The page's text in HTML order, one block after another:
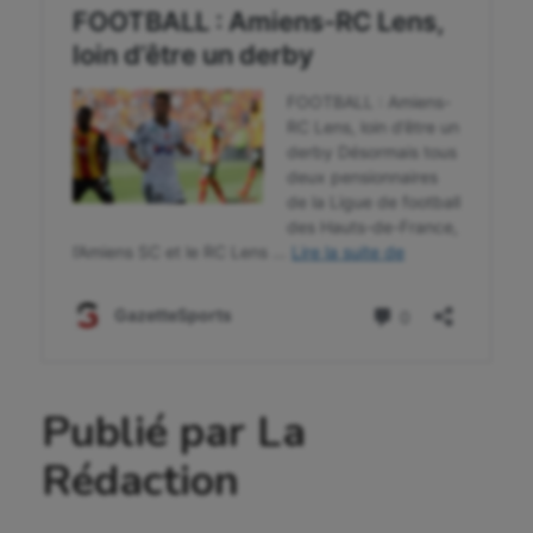
UNSS
Voile
Wakeboard
Water-polo
Publié par La
Rédaction